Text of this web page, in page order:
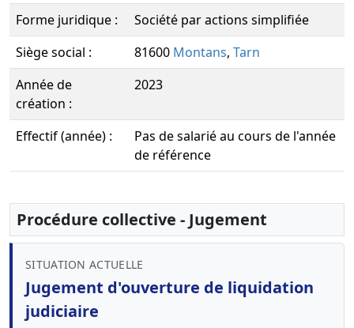
Forme juridique :
Société par actions simplifiée
Siège social :
81600 Montans, Tarn
Année de
création :
2023
Effectif (année) :
Pas de salarié au cours de l'année
de référence
Procédure collective - Jugement
SITUATION ACTUELLE
Jugement d'ouverture de liquidation
judiciaire